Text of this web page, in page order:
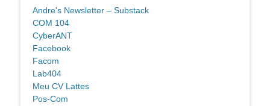
Andre's Newsletter – Substack
COM 104
CyberANT
Facebook
Facom
Lab404
Meu CV Lattes
Pos-Com